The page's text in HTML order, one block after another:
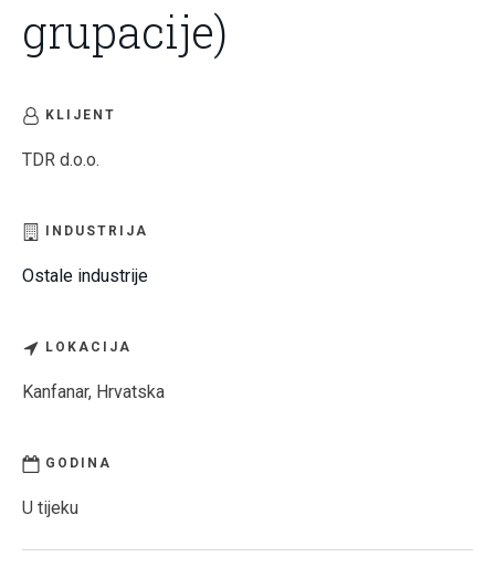
grupacije)
KLIJENT
TDR d.o.o.
INDUSTRIJA
Ostale industrije
LOKACIJA
Kanfanar, Hrvatska
GODINA
U tijeku